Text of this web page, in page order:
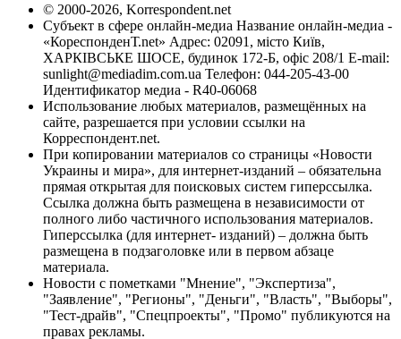
© 2000-2026, Korrespondent.net
Субъект в сфере онлайн-медиа Название онлайн-медиа -
«КореспонденТ.net» Адрес: 02091, місто Київ,
ХАРКІВСЬКЕ ШОСЕ, будинок 172-Б, офіс 208/1 E-mail:
sunlight@mediadim.com.ua Телефон: 044-205-43-00
Идентификатор медиа - R40-06068
Использование любых материалов, размещённых на
сайте, разрешается при условии ссылки на
Корреспондент.net.
При копировании материалов со страницы «Новости
Украины и мира», для интернет-изданий – обязательна
прямая открытая для поисковых систем гиперссылка.
Ссылка должна быть размещена в независимости от
полного либо частичного использования материалов.
Гиперссылка (для интернет- изданий) – должна быть
размещена в подзаголовке или в первом абзаце
материала.
Новости с пометками "Мнение", "Экспертиза",
"Заявление", "Регионы", "Деньги", "Власть", "Выборы",
"Тест-драйв", "Спецпроекты", "Промо" публикуются на
правах рекламы.